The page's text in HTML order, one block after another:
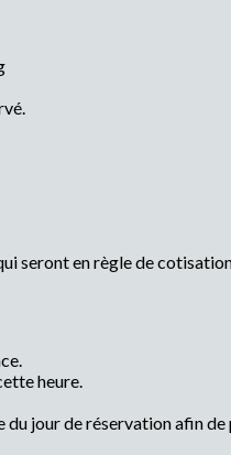
seront en règle de
heure.
du jour de réservation afin